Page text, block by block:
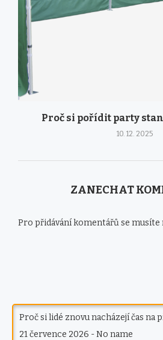
Proč si pořídit party
10. 12. 2025
ZANECHAT
Pro přidávání komentářů se musíte
Proč si lidé znovu nacházejí čas na
21 července 2026 -No name